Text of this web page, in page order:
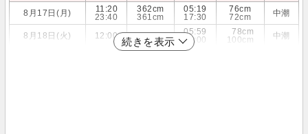
8月17日(月)
11:20
23:40
362cm
361cm
05:19
17:30
76cm
72cm
中潮
8月18日(火) 12:00 345cm
05:59
18:00
78cm
100cm
中潮
続きを表示